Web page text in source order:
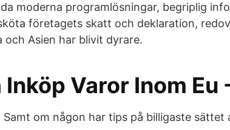
moderna programlösningar, begriplig
företagets skatt och deklaration,
och Asien har blivit dyrare.
Varor Inom Eu
Samt om någon har tips på billigaste